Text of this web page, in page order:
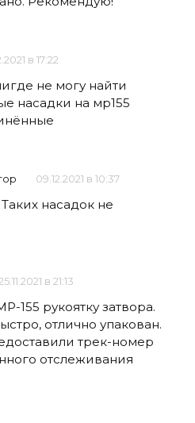
в 17:22
не могу найти
насадки на мр155
09.12.2021 в 10:37
насадок не
в 21:13
155 рукоятку затвора.
отлично упакован.
трек-номер
отслеживания